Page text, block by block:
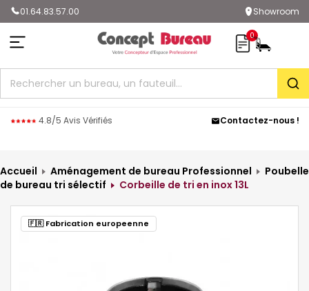
01.64.83.57.00 Showroom
0
4.8/5 Avis Vérifiés Contactez-nous !
Accueil Aménagement de bureau Professionnel
Poubelle
de bureau tri sélectif
Corbeille de tri en inox 13L